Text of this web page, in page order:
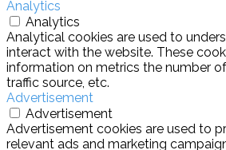
Analytics
Analytics
Analytical cookies are used to
interact with the website. These
information on metrics the number
traffic source, etc.
Advertisement
Advertisement
Advertisement cookies are used to
relevant ads and marketing